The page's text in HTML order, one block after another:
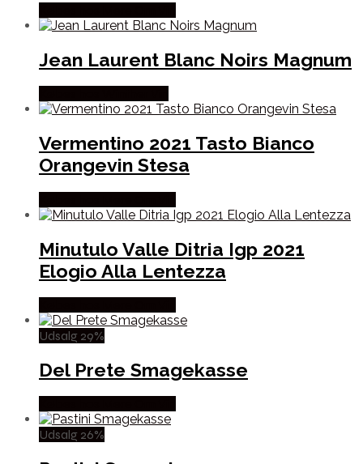
Jean Laurent Blanc Noirs Magnum
Vermentino 2021 Tasto Bianco
Orangevin Stesa
Minutulo Valle Ditria Igp 2021
Elogio Alla Lentezza
Udsalg 29%
Del Prete Smagekasse
Udsalg 26%